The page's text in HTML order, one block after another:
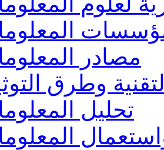
مصادر
وطرق
تحليل